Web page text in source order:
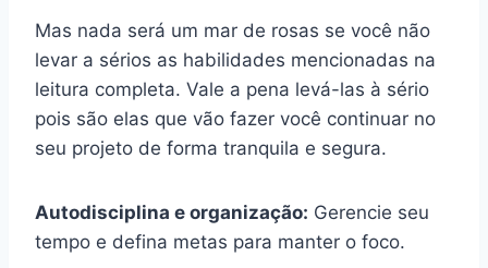
Mas nada será um mar de rosas se você não
levar a sérios as habilidades mencionadas na
leitura completa. Vale a pena levá-las à sério
pois são elas que vão fazer você continuar no
seu projeto de forma tranquila e segura.
Autodisciplina e organização: Gerencie seu
tempo e defina metas para manter o foco.